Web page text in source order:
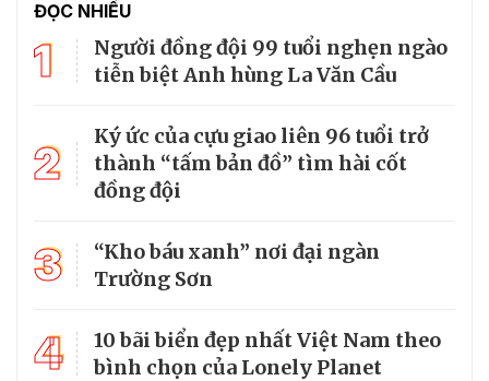
ĐỌC NHIỀU
1
Người đồng đội 99 tuổi nghẹn ngào
tiễn biệt Anh hùng La Văn Cầu
2
Ký ức của cựu giao liên 96 tuổi trở
thành “tấm bản đồ” tìm hài cốt
đồng đội
3
“Kho báu xanh” nơi đại ngàn
Trường Sơn
4
10 bãi biển đẹp nhất Việt Nam theo
bình chọn của Lonely Planet